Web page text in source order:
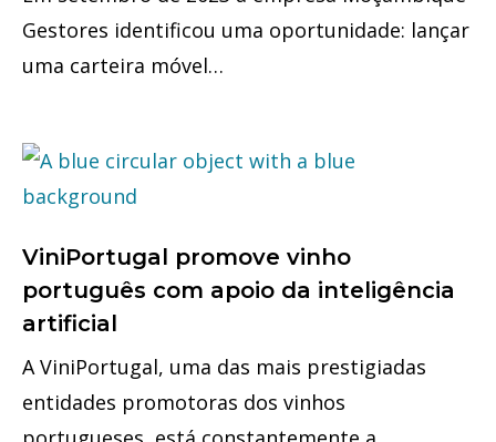
Gestores identificou uma oportunidade: lançar
uma carteira móvel…
ViniPortugal promove vinho
português com apoio da inteligência
artificial
A ViniPortugal, uma das mais prestigiadas
entidades promotoras dos vinhos